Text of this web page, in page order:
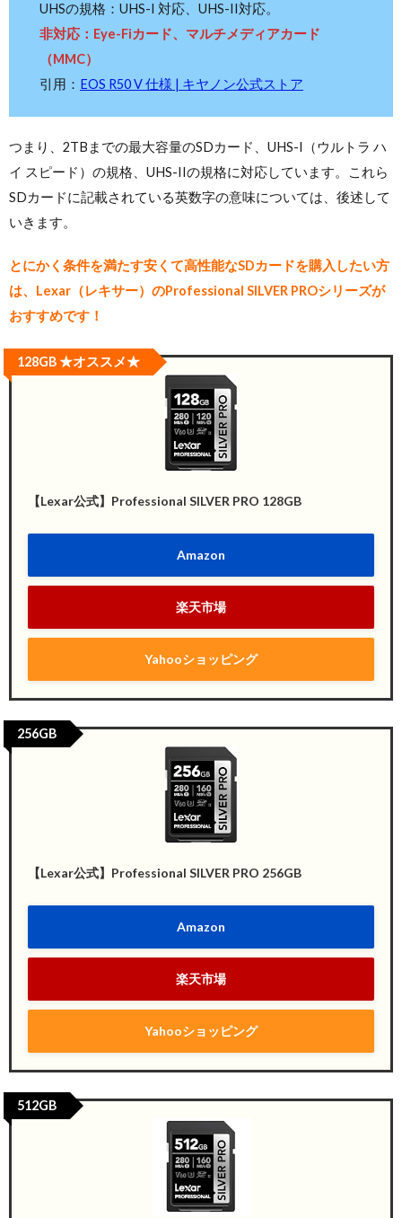
UHSの規格：UHS-I 対応、UHS-II対応。
非対応：Eye-Fiカード、マルチメディアカード
（MMC）
引用： EOS R50 V 仕様 | キヤノン公式ストア
つまり、2TBまでの最大容量のSDカード、UHS-I（ウルトラ ハ
イ スピード）の規格、UHS-IIの規格に対応しています。これら
SDカードに記載されている英数字の意味については、後述して
いきます。
とにかく条件を満たす安くて高性能なSDカードを購入したい方
は、Lexar（レキサー）のProfessional SILVER PROシリーズが
おすすめです！
【Lexar公式】Professional SILVER PRO 128GB
Amazon
楽天市場
Yahooショッピング
128GB ★オススメ★
【Lexar公式】Professional SILVER PRO 256GB
Amazon
楽天市場
Yahooショッピング
256GB
512GB